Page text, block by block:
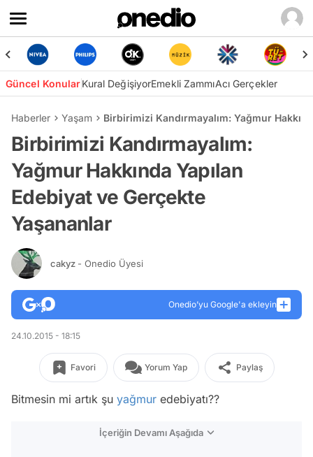
Güncel KonularKural DeğişiyorEmekli ZammıAcı Gerçekler
Haberler Yaşam Birbirimizi Kandırmayalım: Yağmur
Birbirimizi Kandırmayalım:
Yağmur Hakkında Yapılan
Edebiyat ve Gerçekte
Yaşananlar
cakyz - Onedio Üyesi
Onedio’yu Google'a ekleyin
24.10.2015 - 18:15
Favori Yorum Yap Paylaş
Bitmesin mi artık şu yağmur edebiyatı??
İçeriğin Devamı Aşağıda